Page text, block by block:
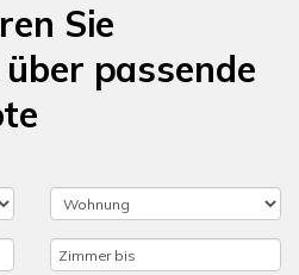
Sie
passende